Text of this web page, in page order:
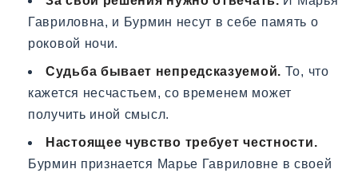
Гавриловна, и Бурмин несут в себе память о
роковой ночи.
Судьба бывает непредсказуемой. То, что
кажется несчастьем, со временем может
получить иной смысл.
Настоящее чувство требует честности.
Бурмин признается Марье Гавриловне в своей